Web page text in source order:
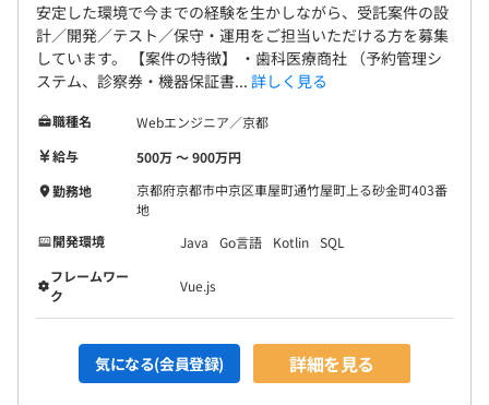
安定した環境で今までの経験を生かしながら、受託案件の設
計／開発／テスト／保守・運用をご担当いただける方を募集
しています。 【案件の特徴】 ・歯科医療商社 （予約管理シ
ステム、診察券・機器保証書... 詳しく見る
職種名
Webエンジニア／京都
給与
500万 〜 900万円
勤務地
京都府京都市中京区車屋町通竹屋町上る砂金町403番
地
開発環境
Java Go言語 Kotlin SQL
フレームワー
ク
Vue.js
気になる(会員登録) 詳細を見る